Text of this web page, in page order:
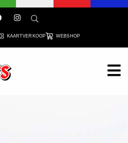
KAARTVERKOOP WEBSHOP